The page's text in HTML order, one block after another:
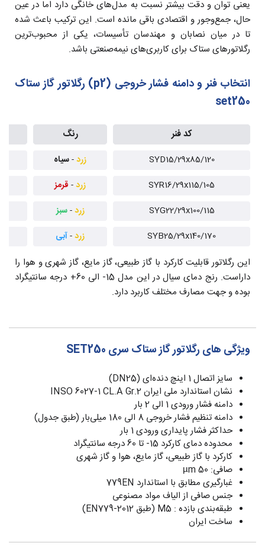
یعنی توان و دقت بیشتر نسبت به مدل‌های خانگی دارد اما در عین
حال، جمع‌وجور و اقتصادی باقی مانده است. این ترکیب باعث شده
تا در میان نصابان و مهندسان تأسیسات، یکی از محبوب‌ترین
رگلاتورهای ستاک برای کاربری‌های نیمه‌صنعتی باشد.
انتخاب فنر و دامنه فشار خروجی (p2) رگلاتور گاز ستاک
set250
کد فنر رنگ
SYD15/29x85/120 زرد-سیاه
SYR16/29x115/105
زرد- قرمز
SYG22/29x100/115
زرد-سبز
SYB25/29x140/170
زرد-آبی
این رگلاتور قابلیت کارکرد با گاز طبیعی، گاز مایع، گاز شهری و هوا را
داراست. رنج دمای سیال در این مدل 15- الی 60+ درجه سانتیگراد
بوده و جهت مصارف مختلف کاربرد دارد.
ویژگی های رگلاتور گاز ستاک سری SET250
سایز اتصال 1 اینچ دنده‌ای (DN25)
نشان استاندارد ملی ایران INSO 6027-1 CL.A Gr.2
دامنه فشار ورودی 1 الی 2 بار
دامنه تنظیم فشار خروجی 8 الی 180 میلی‌بار (طبق جدول)
حداکثر فشار پايداری ورودی 1 بار
محدوده دمای کارکرد 15- تا 60 درجه سانتیگراد
کارکرد با گاز طبیعی، گاز مایع، هوا و گاز شهری
صافی: µm 50
غبارگیری مطابق با استاندارد 779EN
جنس صافی از الیاف مواد مصنوعی
طبقه‌بندی بازده : M5 (طبق EN779-2012)
ساخت ایران